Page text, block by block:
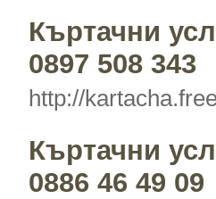
Къртачни
0897 508 343
http://
Къртачни
0886 46 49 09